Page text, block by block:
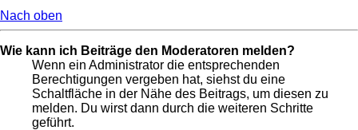
Nach oben
Wie kann ich Beiträge den Moderatoren melden?
Wenn ein Administrator die entsprechenden
Berechtigungen vergeben hat, siehst du eine
Schaltfläche in der Nähe des Beitrags, um diesen zu
melden. Du wirst dann durch die weiteren Schritte
geführt.